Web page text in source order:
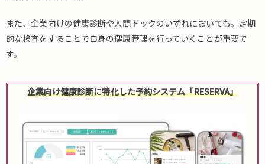
また、企業向けの健康診断や人間ドックのいずれにおいても。定期
的な検査をすることで自身の健康管理を行っていくことが重要で
す。
企業向け健康診断に特化した予約システム「RESERVA」